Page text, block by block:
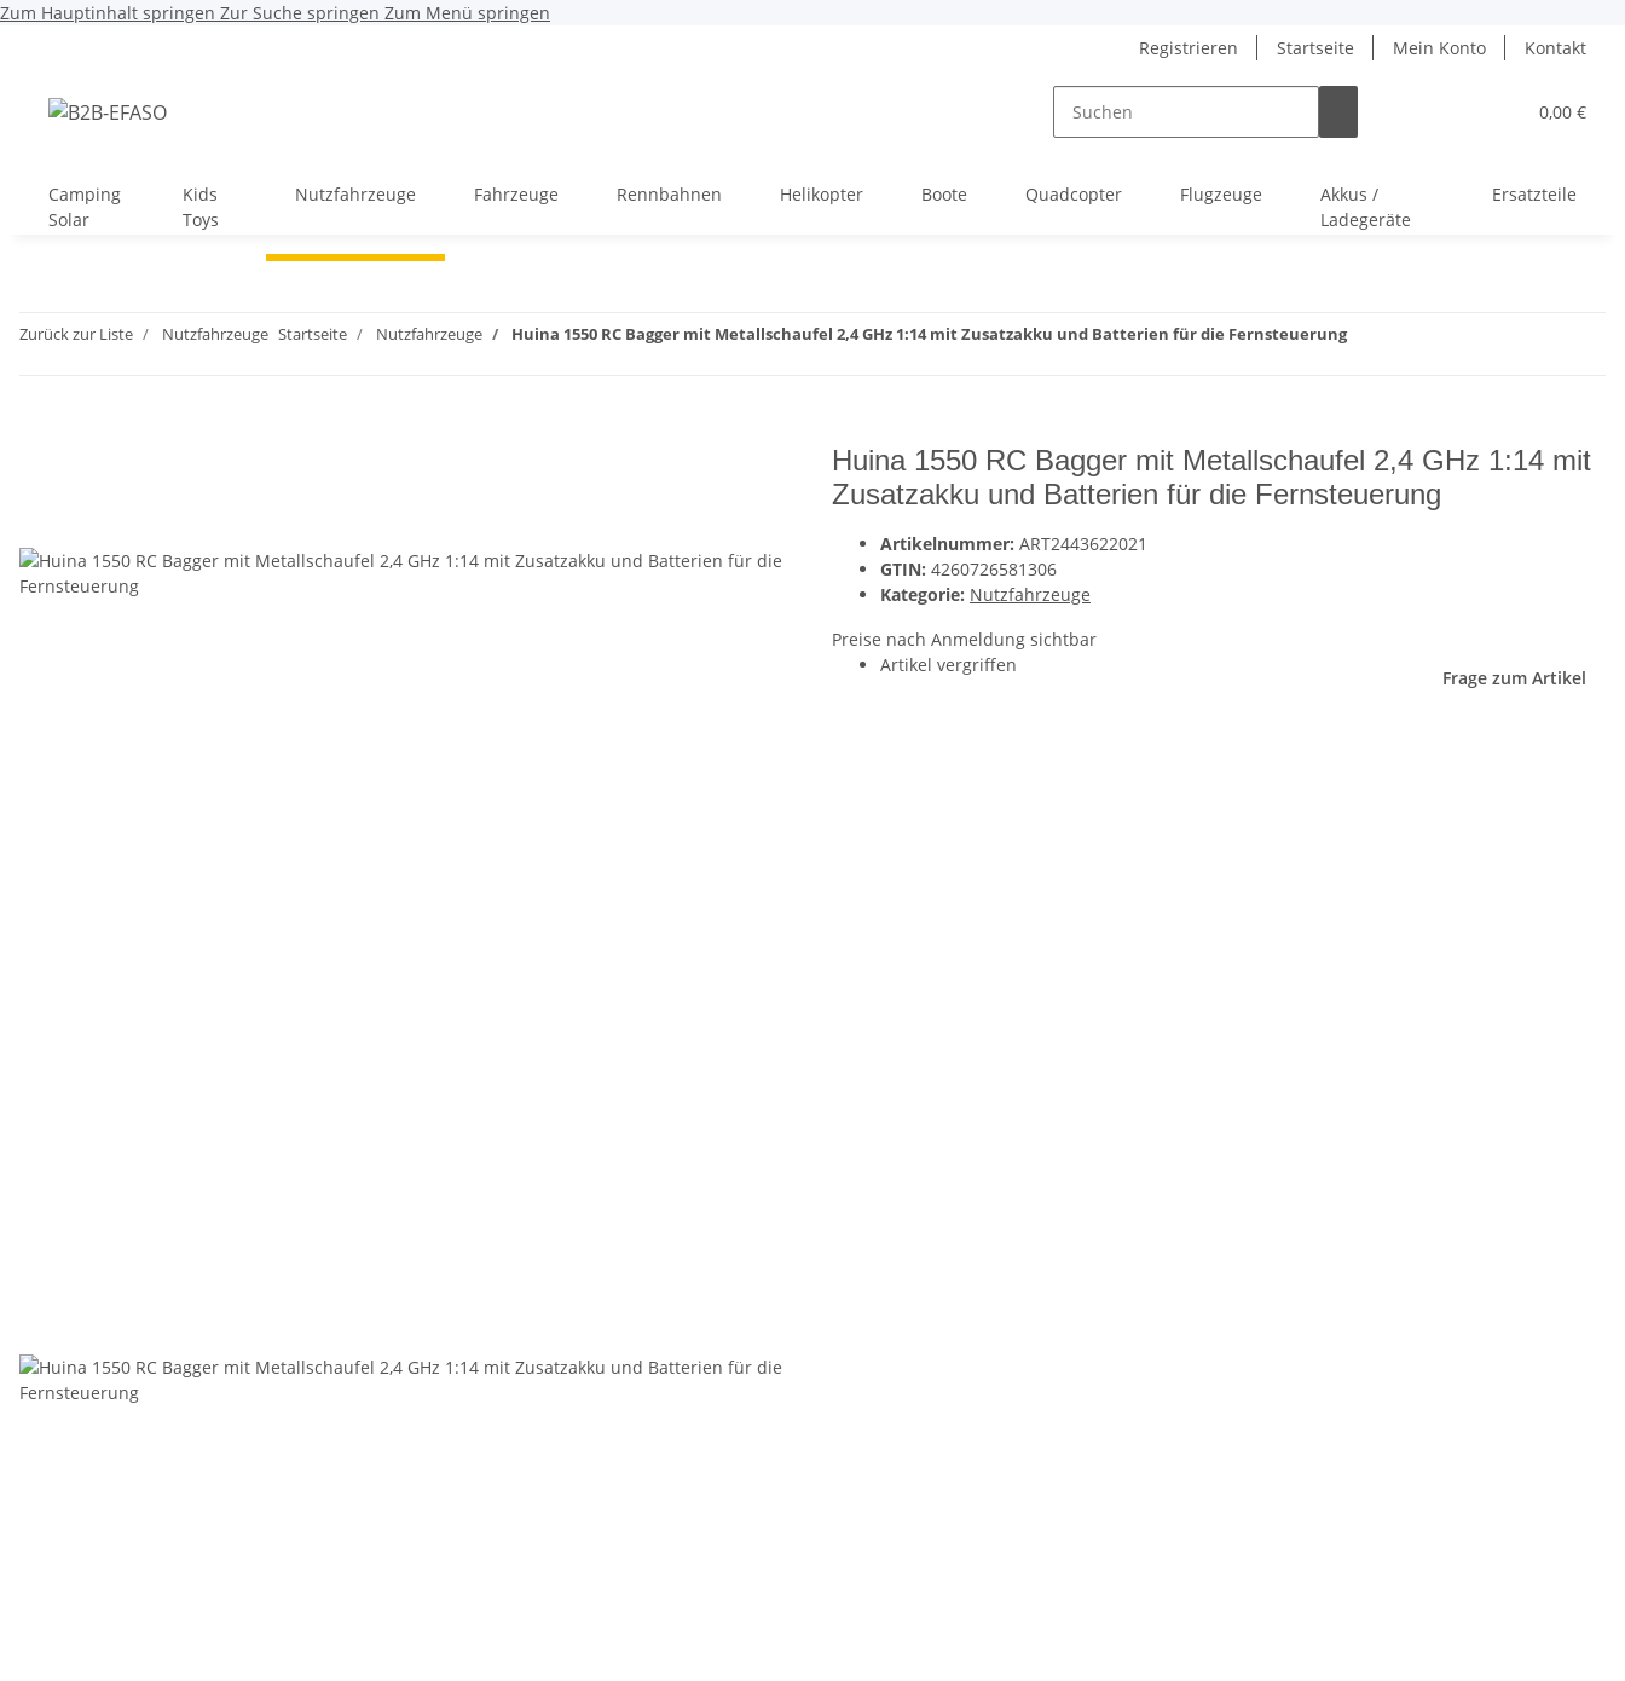
Zum Hauptinhalt springen Zur Suche springen Zum Menü springen
Registrieren
Startseite Mein Konto Kontakt
0,00 €
Camping
Solar
Kids
Toys
Nutzfahrzeuge Fahrzeuge Rennbahnen Helikopter Boote Quadcopter Flugzeuge
Akkus /
Ladegeräte
Ersatzteile
Zurück zur Liste Nutzfahrzeuge Startseite Nutzfahrzeuge Huina 1550 RC Bagger mit Metallschaufel 2,4 GHz 1:14 mit Zusatzakku und Batterien für die Fernsteuerung
Huina 1550 RC Bagger mit Metallschaufel 2,4 GHz 1:14 mit
Zusatzakku und Batterien für die Fernsteuerung
Artikelnummer: ART2443622021
GTIN: 4260726581306
Kategorie: Nutzfahrzeuge
Preise nach Anmeldung sichtbar
Artikel vergriffen
Frage zum Artikel